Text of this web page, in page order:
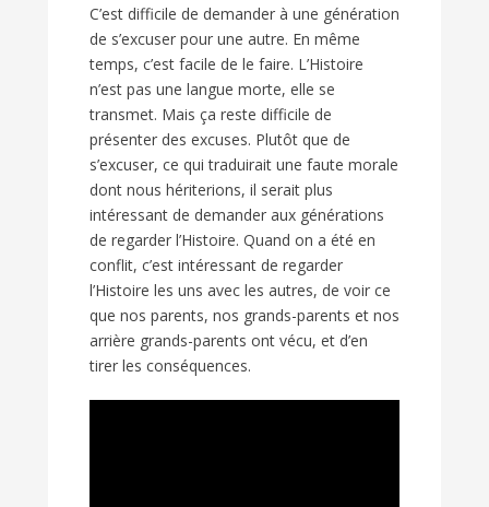
C’est difficile de demander à une génération
de s’excuser pour une autre. En même
temps, c’est facile de le faire. L’Histoire
n’est pas une langue morte, elle se
transmet. Mais ça reste difficile de
présenter des excuses. Plutôt que de
s’excuser, ce qui traduirait une faute morale
dont nous hériterions, il serait plus
intéressant de demander aux générations
de regarder l’Histoire. Quand on a été en
conflit, c’est intéressant de regarder
l’Histoire les uns avec les autres, de voir ce
que nos parents, nos grands-parents et nos
arrière grands-parents ont vécu, et d’en
tirer les conséquences.